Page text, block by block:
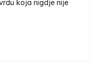
koja nigdje nije